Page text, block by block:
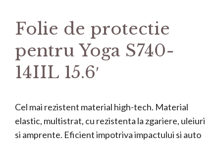
Folie de protectie
pentru Yoga S740-
14IIL 15.6′
Cel mai rezistent material high-tech. Material
elastic, multistrat, cu rezistenta la zgariere, uleiuri
si amprente. Eficient impotriva impactului si auto